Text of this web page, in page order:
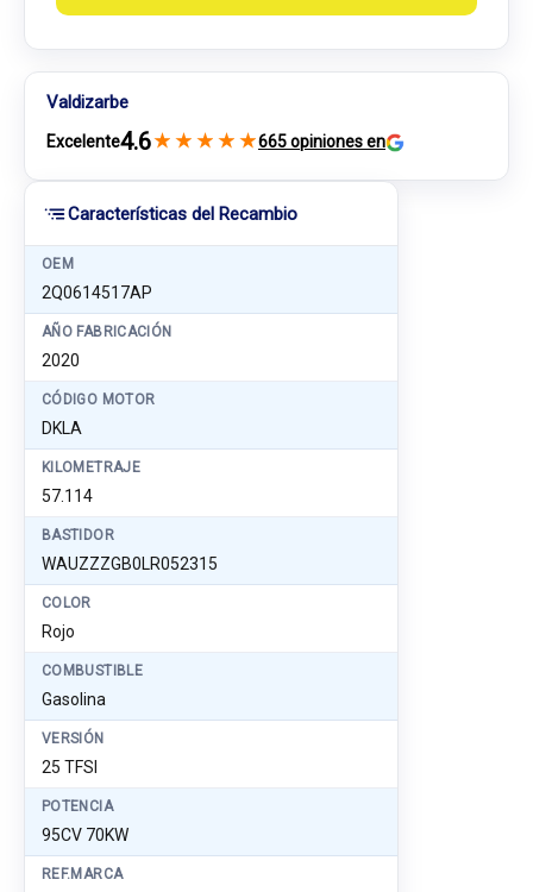
Características del Recambio
OEM
2Q0614517AP
AÑO FABRICACIÓN
2020
CÓDIGO MOTOR
DKLA
KILOMETRAJE
57.114
BASTIDOR
WAUZZZGB0LR052315
COLOR
Rojo
COMBUSTIBLE
Gasolina
VERSIÓN
25 TFSI
POTENCIA
95CV 70KW
REF.MARCA
Valdizarbe
Excelente4.6★ ★ ★ ★ ★665 opiniones en